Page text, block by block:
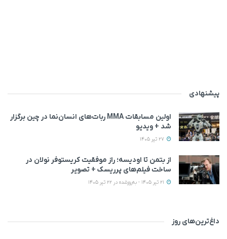
پیشنهادی
اولین مسابقات MMA ربات‌های انسان‌نما در چین برگزار
شد + ویدیو
از بتمن تا اودیسه؛ راز موفقیت کریستوفر نولان در
ساخت فیلم‌های پرریسک + تصویر
داغ‌ترین‌های روز